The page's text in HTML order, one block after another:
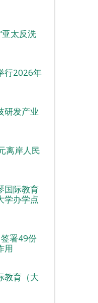
太反洗
行2026年
研发产业
离岸人民
国际教育
学办学点
署49份
用
教育（大